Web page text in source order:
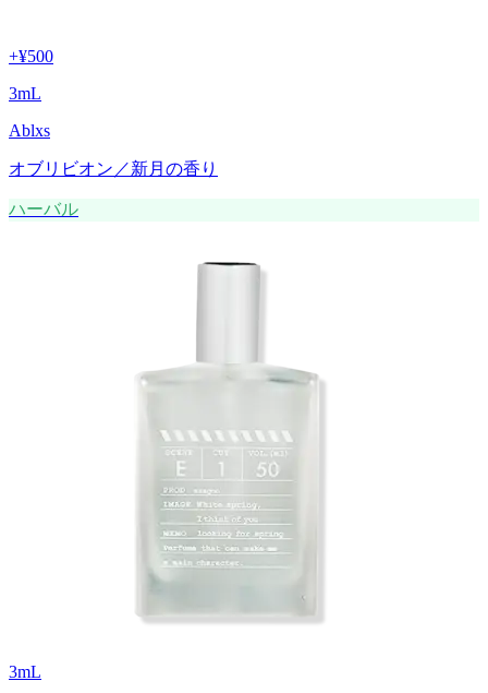
+¥500
3mL
Ablxs
オブリビオン／新月の香り
ハーバル
3mL